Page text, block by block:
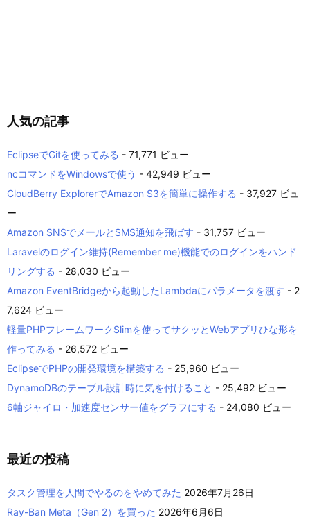
人気の記事
EclipseでGitを使ってみる - 71,771 ビュー
ncコマンドをWindowsで使う - 42,949 ビュー
CloudBerry ExplorerでAmazon S3を簡単に操作する - 37,927 ビュ
ー
Amazon SNSでメールとSMS通知を飛ばす - 31,757 ビュー
Laravelのログイン維持(Remember me)機能でのログインをハンド
リングする - 28,030 ビュー
Amazon EventBridgeから起動したLambdaにパラメータを渡す - 2
7,624 ビュー
軽量PHPフレームワークSlimを使ってサクッとWebアプリひな形を
作ってみる - 26,572 ビュー
EclipseでPHPの開発環境を構築する - 25,960 ビュー
DynamoDBのテーブル設計時に気を付けること - 25,492 ビュー
6軸ジャイロ・加速度センサー値をグラフにする - 24,080 ビュー
最近の投稿
タスク管理を人間でやるのをやめてみた 2026年7月26日
Ray-Ban Meta（Gen 2）を買った 2026年6月6日